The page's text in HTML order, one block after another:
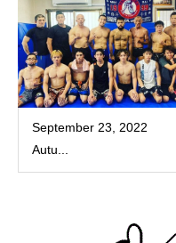
September 23, 2022
Autu...